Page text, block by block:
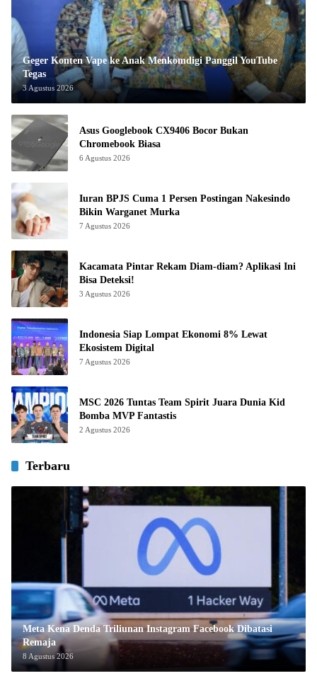
Geger Konten Vape ke Anak Menkomdigi Panggil YouTube
Tegas
3 Agustus 2026
Asus Googlebook CX9406 Bocor Bukan
Chromebook Biasa
6 Agustus 2026
Iuran BPJS Cuma 1 Persen Postingan Nakesindo
Bikin Warganet Murka
7 Agustus 2026
Kacamata Pintar Rekam Diam-diam? Aplikasi Ini
Bisa Deteksi!
3 Agustus 2026
Indonesia Siap Lompat Ekonomi 8% Lewat
Ekosistem Digital
7 Agustus 2026
MSC 2026 Tuntas Team Spirit Juara Dunia Kid
Bomba MVP Fantastis
2 Agustus 2026
Terbaru
Meta Kena Denda Triliunan Instagram Facebook Dibatasi
Remaja
8 Agustus 2026